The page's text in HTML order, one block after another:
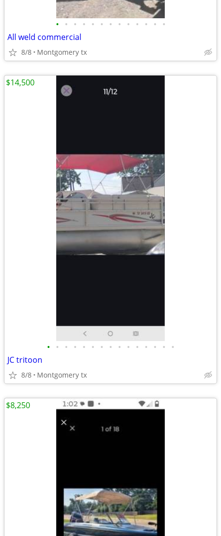
• • • • • • • • • • • • •
All weld commercial
8/8 Montgomery tx
• • • • • • • • • • • • • • •
JC tritoon
8/8 Montgomery tx
$14,500
$8,250